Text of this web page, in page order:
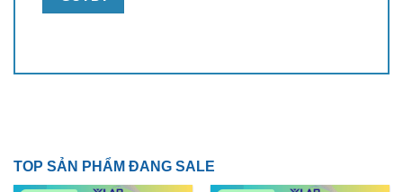
TOP SẢN PHẨM ĐANG SALE